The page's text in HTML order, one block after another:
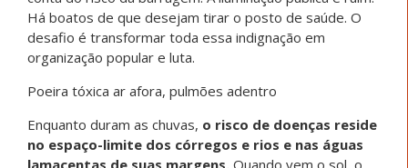
Há boatos de que desejam tirar o posto de saúde. O
desafio é transformar toda essa indignação em
organização popular e luta.
Poeira tóxica ar afora, pulmões adentro
Enquanto duram as chuvas, o risco de doenças reside
no espaço-limite dos córregos e rios e nas águas